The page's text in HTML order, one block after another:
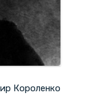
Короленко